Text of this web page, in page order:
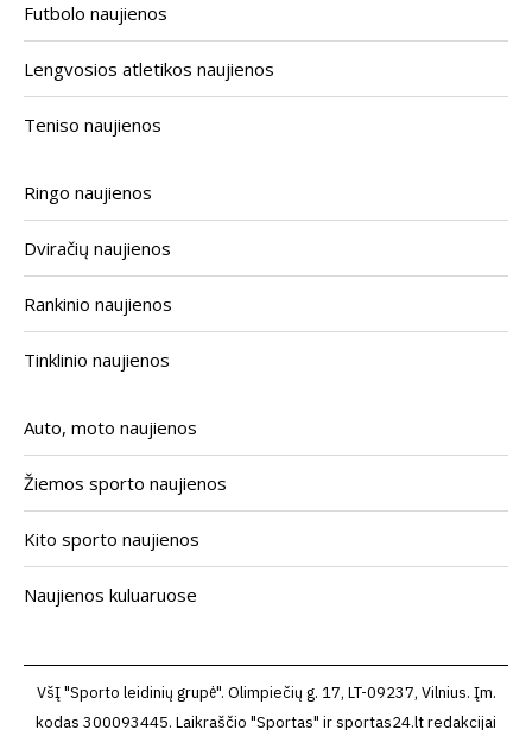
Futbolo naujienos
Lengvosios atletikos naujienos
Teniso naujienos
Ringo naujienos
Dviračių naujienos
Rankinio naujienos
Tinklinio naujienos
Auto, moto naujienos
Žiemos sporto naujienos
Kito sporto naujienos
Naujienos kuluaruose
VšĮ "Sporto leidinių grupė". Olimpiečių g. 17, LT-09237, Vilnius. Įm.
kodas 300093445. Laikraščio "Sportas" ir sportas24.lt redakcijai